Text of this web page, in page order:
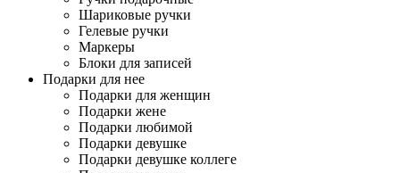
Шариковые ручки
Гелевые ручки
Маркеры
Блоки для записей
Подарки для нее
Подарки для женщин
Подарки жене
Подарки любимой
Подарки девушке
Подарки девушке коллеге